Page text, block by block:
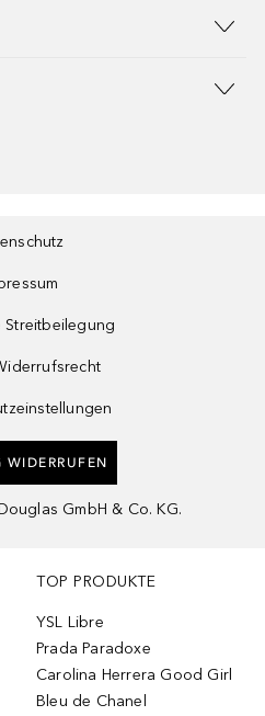
Streitbeilegung
WIDERRUFEN
GmbH & Co. KG.
TOP PRODUKTE
YSL Libre
Prada Paradoxe
Carolina Herrera Good Girl
Bleu de Chanel